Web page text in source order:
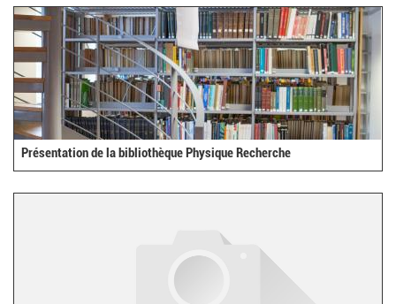
Présentation de la bibliothèque Physique Recherche